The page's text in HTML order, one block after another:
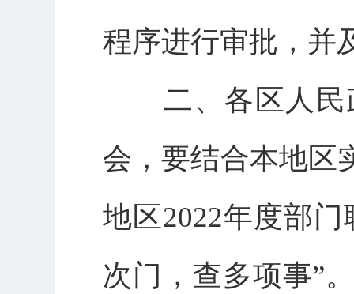
程序进行审批，并
二、各区人
会 ，要结合本地
地区2022年度部
次门，查多项事”